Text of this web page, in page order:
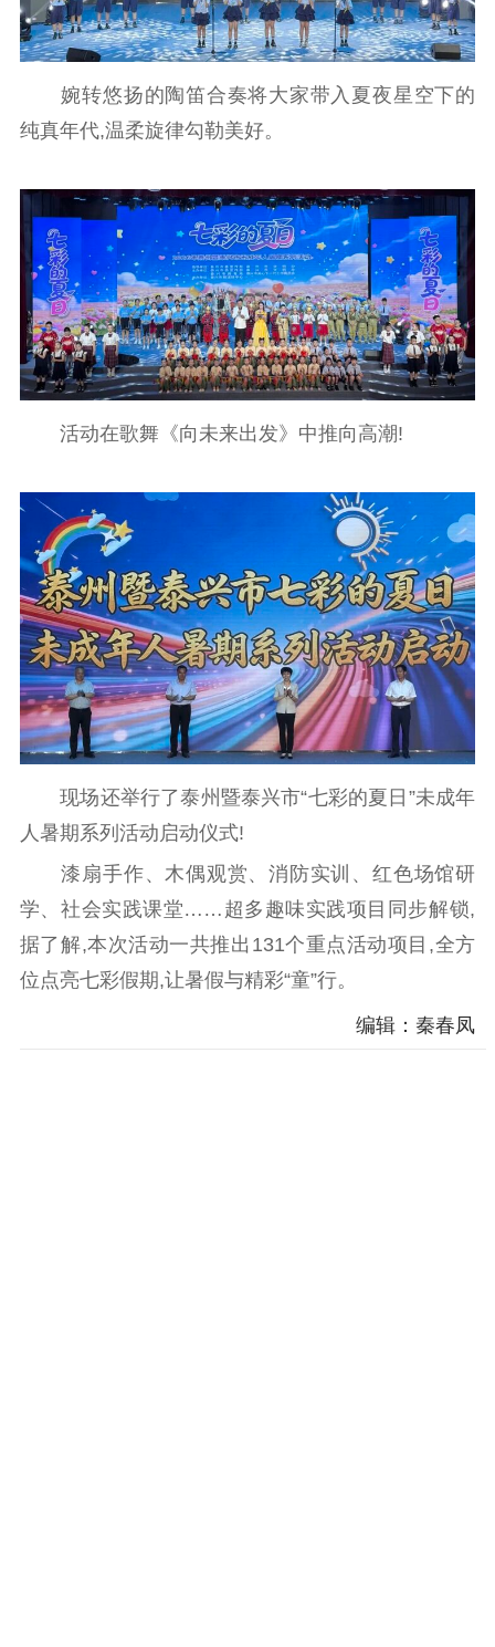
婉转悠扬的陶笛合奏将大家带入夏夜星空下的
纯真年代,温柔旋律勾勒美好。
活动在歌舞《向未来出发》中推向高潮!
现场还举行了泰州暨泰兴市“七彩的夏日”未成年
人暑期系列活动启动仪式!
漆扇手作、木偶观赏、消防实训、红色场馆研
学、社会实践课堂……超多趣味实践项目同步解锁,
据了解,本次活动一共推出131个重点活动项目,全方
位点亮七彩假期,让暑假与精彩“童”行。
编辑：秦春凤